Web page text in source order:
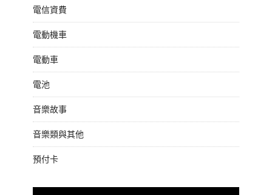
電信資費
電動機車
電動車
電池
音樂故事
音樂類與其他
預付卡